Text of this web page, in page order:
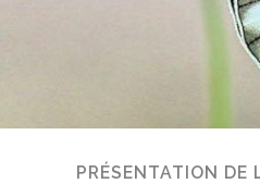
PRÉSENTATION DE